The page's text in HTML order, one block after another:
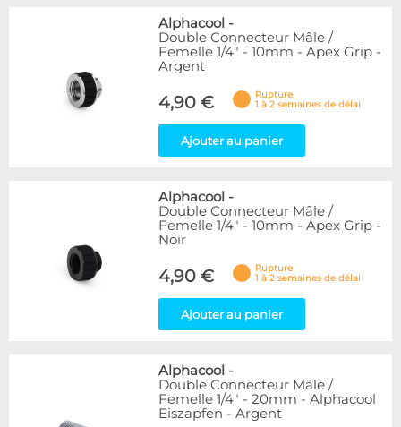
Alphacool -
Double Connecteur Mâle /
Femelle 1/4" - 10mm - Apex Grip -
Argent
4,90 €
Rupture
1 à 2 semaines de délai
Ajouter au panier
Alphacool -
Double Connecteur Mâle /
Femelle 1/4" - 10mm - Apex Grip -
Noir
4,90 €
Rupture
1 à 2 semaines de délai
Ajouter au panier
Alphacool -
Double Connecteur Mâle /
Femelle 1/4" - 20mm - Alphacool
Eiszapfen - Argent